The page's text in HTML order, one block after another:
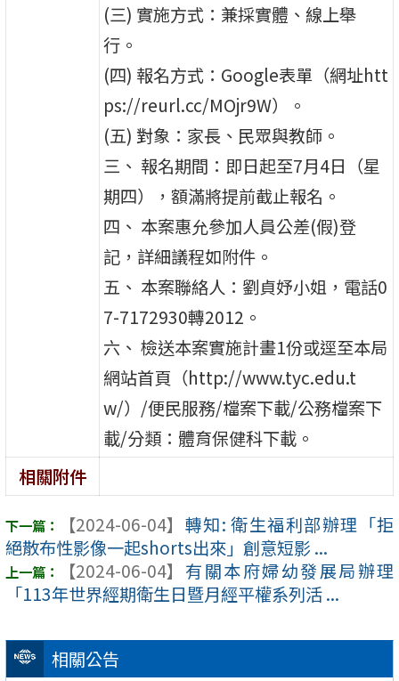
相關公告
(三) 實施方式：兼採實體、線上舉
行。
(四) 報名方式：Google表單（網址htt
ps://reurl.cc/MOjr9W）。
(五) 對象：家長、民眾與教師。
三、 報名期間：即日起至7月4日（星
期四），額滿將提前截止報名。
四、 本案惠允參加人員公差(假)登
記，詳細議程如附件。
五、 本案聯絡人：劉貞妤小姐，電話0
7-7172930轉2012。
六、 檢送本案實施計畫1份或逕至本局
網站首頁（http://www.tyc.edu.t
w/）/便民服務/檔案下載/公務檔案下
載/分類：體育保健科下載。
相關附件
【2024-06-04】 轉知: 衛生福利部辦理「拒
絕散布性影像一起shorts出來」創意短影 ...
【2024-06-04】 有關本府婦幼發展局辦理
「113年世界經期衛生日暨月經平權系列活 ...